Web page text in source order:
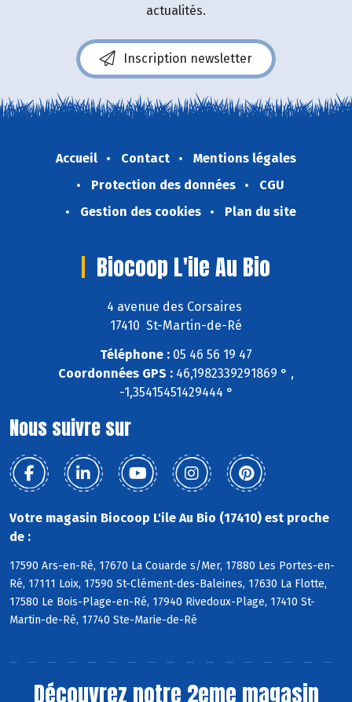
actualités.
Inscription newsletter
Accueil Contact
Mentions légales
Protection des données
CGU
Gestion des cookies
Plan du site
Biocoop L'ile Au Bio
4 avenue des Corsaires
17410 St-Martin-de-Ré
Téléphone : 05 46 56 19 47
Coordonnées GPS : 46,1982339291869 ° ,
-1,35415451429444 °
Nous suivre sur
Votre magasin Biocoop L'ile Au Bio (17410) est proche
de :
17590 Ars-en-Ré, 17670 La Couarde s/Mer, 17880 Les Portes-en-
Ré, 17111 Loix, 17590 St-Clément-des-Baleines, 17630 La Flotte,
17580 Le Bois-Plage-en-Ré, 17940 Rivedoux-Plage, 17410 St-
Martin-de-Ré, 17740 Ste-Marie-de-Ré
Découvrez notre 2eme magasin